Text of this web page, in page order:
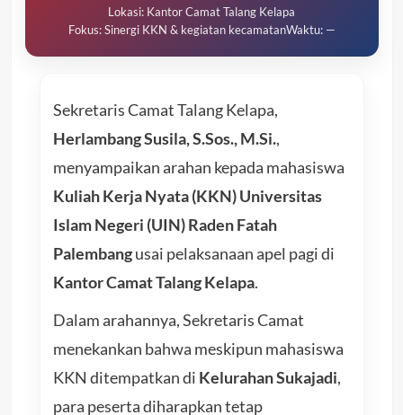
Lokasi: Kantor Camat Talang Kelapa
Fokus: Sinergi KKN & kegiatan kecamatanWaktu: —
Sekretaris Camat Talang Kelapa,
Herlambang Susila, S.Sos., M.Si.,
menyampaikan arahan kepada mahasiswa
Kuliah Kerja Nyata (KKN) Universitas
Islam Negeri (UIN) Raden Fatah
Palembangusai pelaksanaan apel pagi di
Kantor Camat Talang Kelapa.
Dalam arahannya, Sekretaris Camat
menekankan bahwa meskipun mahasiswa
KKN ditempatkan di Kelurahan Sukajadi,
para peserta diharapkan tetap